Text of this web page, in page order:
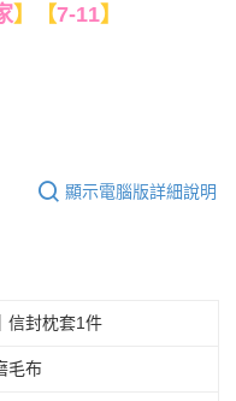
】 【7-11】
顯示電腦版詳細說明
信封枕套1件
毛布